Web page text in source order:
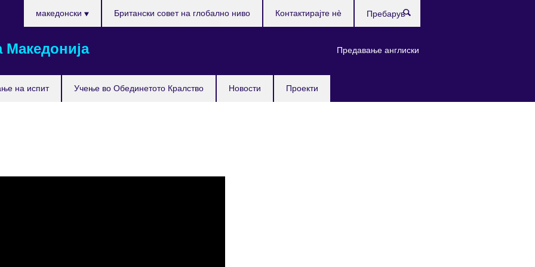
Македонија
на испит Учење во Обединетото Кралство Новости Проекти
јазик
македонски
Предавање англиски
Британски совет на глобално ниво Контактирајте нè